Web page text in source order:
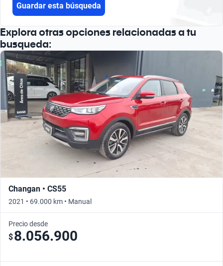
Guardar esta búsqueda
Explora otras opciones relacionadas a tu
busqueda:
Changan • CS55
2021 • 69.000 km • Manual
Precio desde
$8.056.900